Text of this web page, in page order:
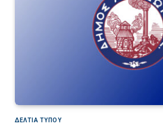
ΔΕΛΤΙΑ ΤΥΠΟΥ